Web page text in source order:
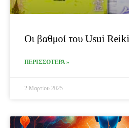
Οι βαθμοί του Usui Reiki
ΠΕΡΙΣΣΟΤΕΡΑ »
2 Μαρτίου 2025